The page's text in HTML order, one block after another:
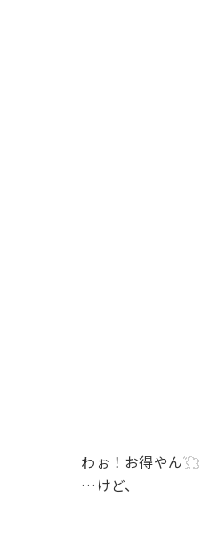
わぉ！お得やん
…けど、